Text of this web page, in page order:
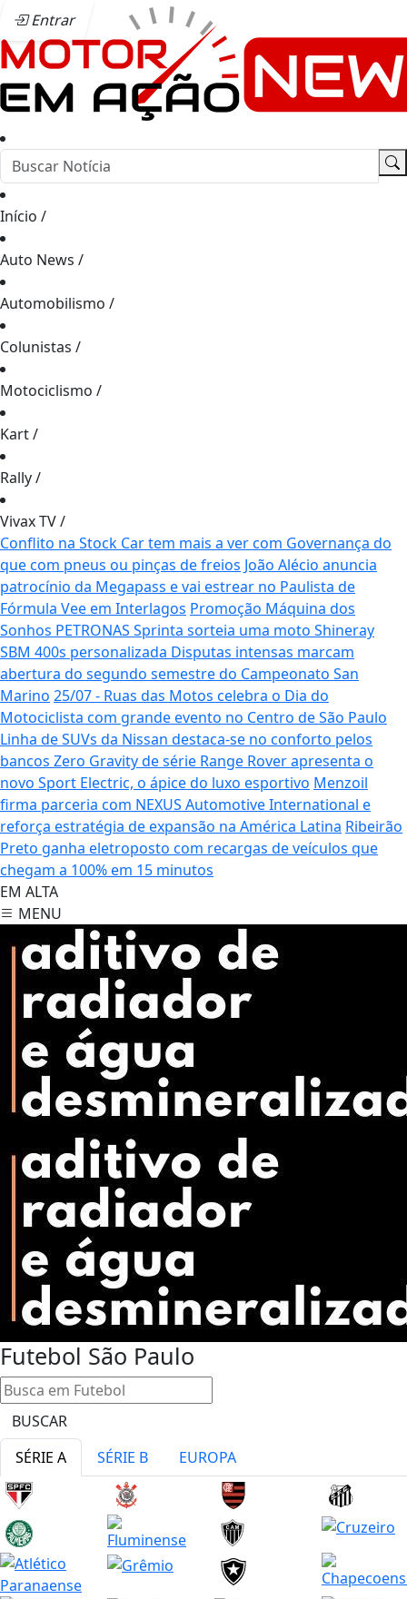
Entrar
Início /
Auto News /
Automobilismo /
Colunistas /
Motociclismo /
Kart/
Rally/
Vivax TV/
Conflito na Stock Car tem mais a ver com Governança do
que com pneus ou pinças de freios João Alécio anuncia
patrocínio da Megapass e vai estrear no Paulista de
Fórmula Vee em Interlagos Promoção Máquina dos
Sonhos PETRONAS Sprinta sorteia uma moto Shineray
SBM 400s personalizada Disputas intensas marcam
abertura do segundo semestre do Campeonato San
Marino 25/07 - Ruas das Motos celebra o Dia do
Motociclista com grande evento no Centro de São Paulo
Linha de SUVs da Nissan destaca-se no conforto pelos
bancos Zero Gravity de série Range Rover apresenta o
novo Sport Electric, o ápice do luxo esportivo Menzoil
firma parceria com NEXUS Automotive International e
reforça estratégia de expansão na América Latina Ribeirão
Preto ganha eletroposto com recargas de veículos que
chegam a 100% em 15 minutos
EM ALTA
MENU
Futebol São Paulo
BUSCAR
SÉRIE A
SÉRIE B EUROPA